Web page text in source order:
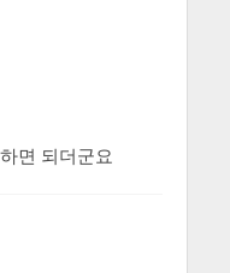
면 되더군요